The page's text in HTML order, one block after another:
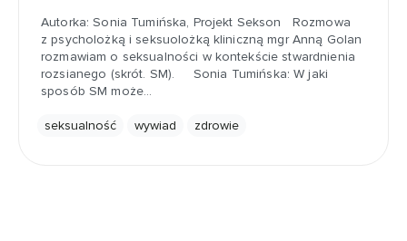
Autorka: Sonia Tumińska, Projekt Sekson Rozmowa
z psycholożką i seksuolożką kliniczną mgr Anną Golan
rozmawiam o seksualności w kontekście stwardnienia
rozsianego (skrót. SM). Sonia Tumińska: W jaki
sposób SM może…
seksualność wywiad zdrowie